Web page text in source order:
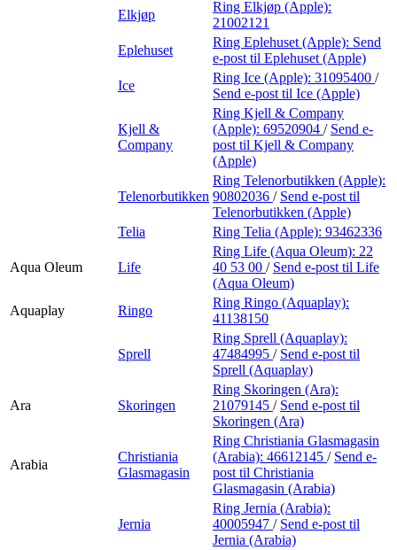
Elkjøp
Ring Elkjøp (Apple):
21002121
Eplehuset
Ring Eplehuset (Apple): Send
e-post til Eplehuset (Apple)
Ice
Ring Ice (Apple): 31095400 /
Send e-post til Ice (Apple)
Kjell &
Company
Ring Kjell & Company
(Apple): 69520904 / Send e-
post til Kjell & Company
(Apple)
Telenorbutikken
Ring Telenorbutikken (Apple):
90802036 / Send e-post til
Telenorbutikken (Apple)
Telia
Ring Telia (Apple): 93462336
Aqua Oleum Life
Ring Life (Aqua Oleum): 22
40 53 00 / Send e-post til Life
(Aqua Oleum)
Aquaplay
Ringo
Ring Ringo (Aquaplay):
41138150
Sprell
Ring Sprell (Aquaplay):
47484995 / Send e-post til
Sprell (Aquaplay)
Ara Skoringen
Ring Skoringen (Ara):
21079145 / Send e-post til
Skoringen (Ara)
Arabia
Christiania
Glasmagasin
Ring Christiania Glasmagasin
(Arabia): 46612145 / Send e-
post til Christiania
Glasmagasin (Arabia)
Jernia
Ring Jernia (Arabia):
40005947 / Send e-post til
Jernia (Arabia)